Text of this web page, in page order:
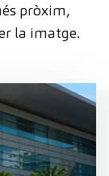
pròxim,
la imatge.